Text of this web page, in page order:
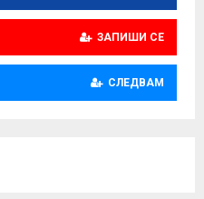
ЗАПИШИ СЕ
СЛЕДВАМ